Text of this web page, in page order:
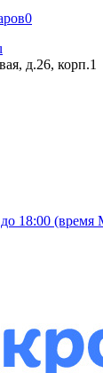
0
д.26, корп.1
до 18:00